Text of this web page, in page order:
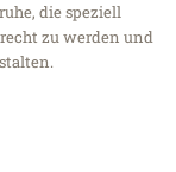
die speziell
zu werden und